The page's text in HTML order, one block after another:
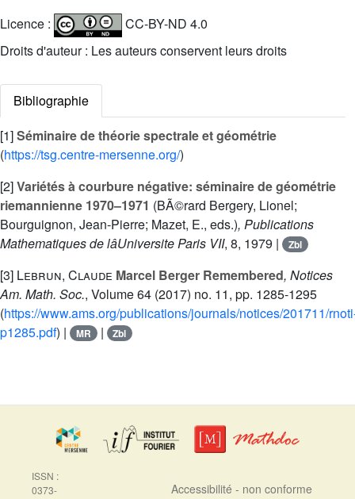
Licence :
CC-BY-ND 4.0
Droits d'auteur : Les auteurs conservent leurs droits
Bibliographie
[1]Séminaire de théorie spectrale et géométrie
(https://tsg.centre-mersenne.org/)
[2]Variétés à courbure négative: séminaire de géométrie
riemannienne 1970–1971 (BÃ©rard Bergery, Lionel;
Bourguignon, Jean-Pierre; Mazet, E., eds.), Publications
Mathematiques de lâUniversite Paris VII, 8, 1979 | Zbl
[3] Lebrun, Claude Marcel Berger Remembered, Notices
Am. Math. Soc., Volume 64 (2017) no. 11, pp. 1285-1295
(https://www.ams.org/publications/journals/notices/201711/
p1285.pdf) | MR | Zbl
ISSN :
0373-
Accessibilité - non conforme